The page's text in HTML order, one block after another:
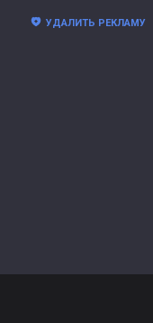
УДАЛИТЬ РЕКЛАМУ